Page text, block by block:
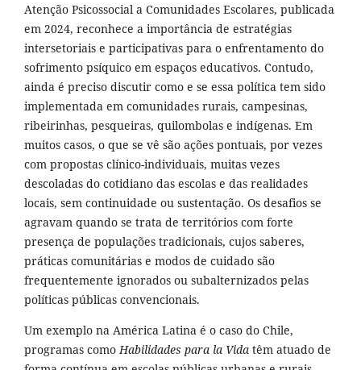
Atenção Psicossocial a Comunidades Escolares, publicada
em 2024, reconhece a importância de estratégias
intersetoriais e participativas para o enfrentamento do
sofrimento psíquico em espaços educativos. Contudo,
ainda é preciso discutir como e se essa política tem sido
implementada em comunidades rurais, campesinas,
ribeirinhas, pesqueiras, quilombolas e indígenas. Em
muitos casos, o que se vê são ações pontuais, por vezes
com propostas clínico-individuais, muitas vezes
descoladas do cotidiano das escolas e das realidades
locais, sem continuidade ou sustentação. Os desafios se
agravam quando se trata de territórios com forte
presença de populações tradicionais, cujos saberes,
práticas comunitárias e modos de cuidado são
frequentemente ignorados ou subalternizados pelas
políticas públicas convencionais.
Um exemplo na América Latina é o caso do Chile,
programas comoHabilidades para la Vida têm atuado de